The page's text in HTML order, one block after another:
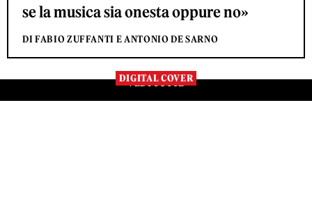
se la musica sia onesta oppure no»
DI FABIO ZUFFANTI E ANTONIO DE SARNO
DIGITAL COVER
VEDI TUTTE